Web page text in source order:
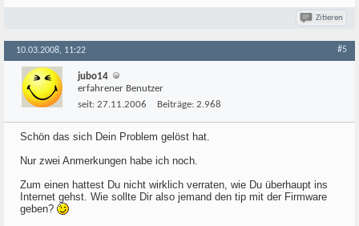
Zitieren
10.03.2008, 11:22 #5
jubo14
erfahrener Benutzer
seit: 27.11.2006 Beiträge: 2.968
Schön das sich Dein Problem gelöst hat.
Nur zwei Anmerkungen habe ich noch.
Zum einen hattest Du nicht wirklich verraten, wie Du überhaupt ins
Internet gehst. Wie sollte Dir also jemand den tip mit der Firmware
geben?